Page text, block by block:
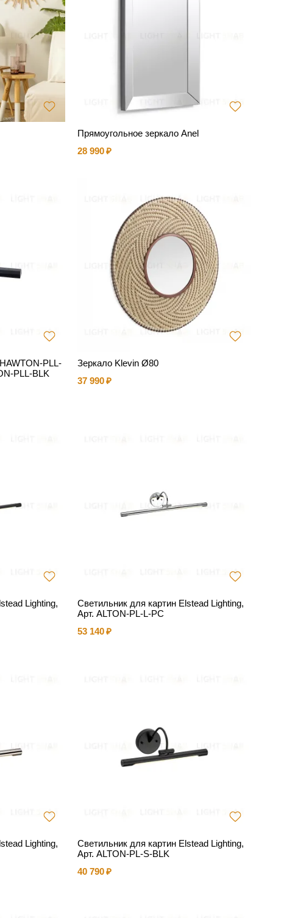
Прямоугольное зеркало Anel
28 990
PLL-
PLL-BLK
Зеркало Klevin Ø80
37 990
Lighting,
Светильник для картин Elstead Lighting,
Арт. ALTON-PL-L-PC
53 140
Lighting,
Светильник для картин Elstead Lighting,
Арт. ALTON-PL-S-BLK
40 790